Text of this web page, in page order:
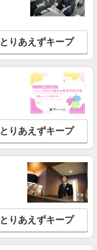
とりあえずキープ
とりあえずキープ
とりあえずキープ